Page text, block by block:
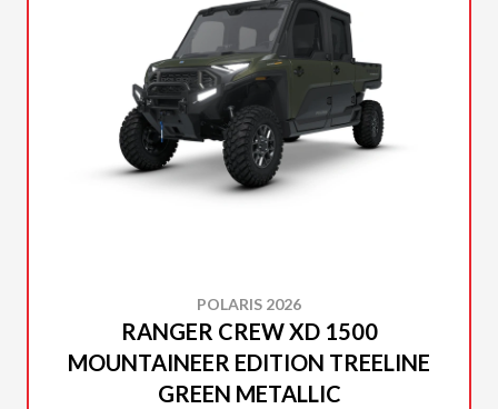
POLARIS 2026
RANGER CREW XD 1500
MOUNTAINEER EDITION TREELINE
GREEN METALLIC